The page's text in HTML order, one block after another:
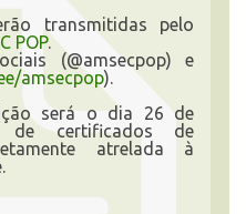
transmitidas pelo
POP.
(@amsecpop) e
amsecpop).
será o dia 26 de
de certificados de
atrelada à